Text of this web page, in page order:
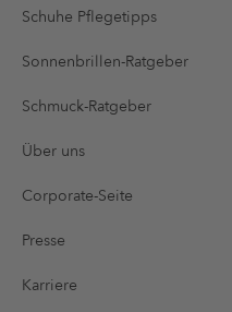
Schuhe Pflegetipps
Sonnenbrillen-Ratgeber
Schmuck-Ratgeber
Über uns
Corporate-Seite
Presse
Karriere